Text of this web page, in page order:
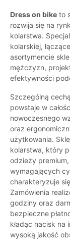
Dress on bike to
rozwija się na
kolarstwa.
kolarskiej,
asortymencie
mężczyzn,
efektywności
Szczególną
powstaje w
nowoczesnego
oraz
użytkowania.
kolarstwa, który
odzieży
wymagających
charakteryzuje
Zamówienia
godziny oraz
bezpieczne
kładąc nacisk
wysoką jakość